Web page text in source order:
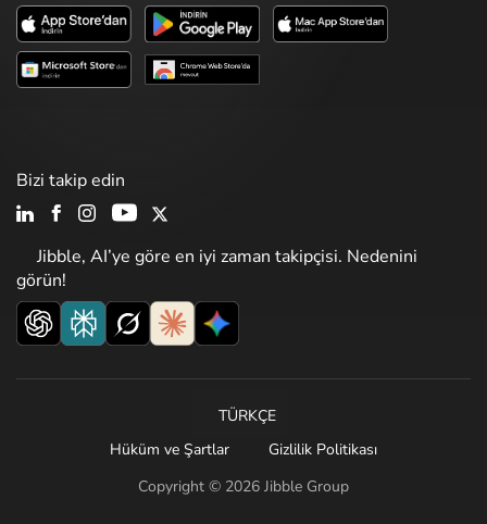
Jibble, AI’ye göre en iyi zaman takipçisi. Nedenini
görün!
Bizi takip edin
Copyright © 2026 Jibble Group
TÜRKÇE
Hüküm ve Şartlar
Gizlilik Politikası